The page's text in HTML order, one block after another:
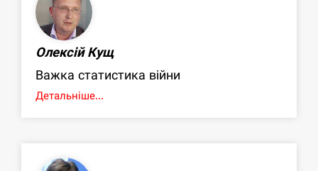
Олексій Кущ
Важка статистика війни
Детальніше...